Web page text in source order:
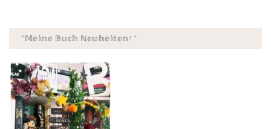
*𝕄𝕖𝕚𝕟𝕖 𝔹𝕦𝕔𝕙 ℕ𝕖𝕦𝕙𝕖𝕚𝕥𝕖𝕟! *